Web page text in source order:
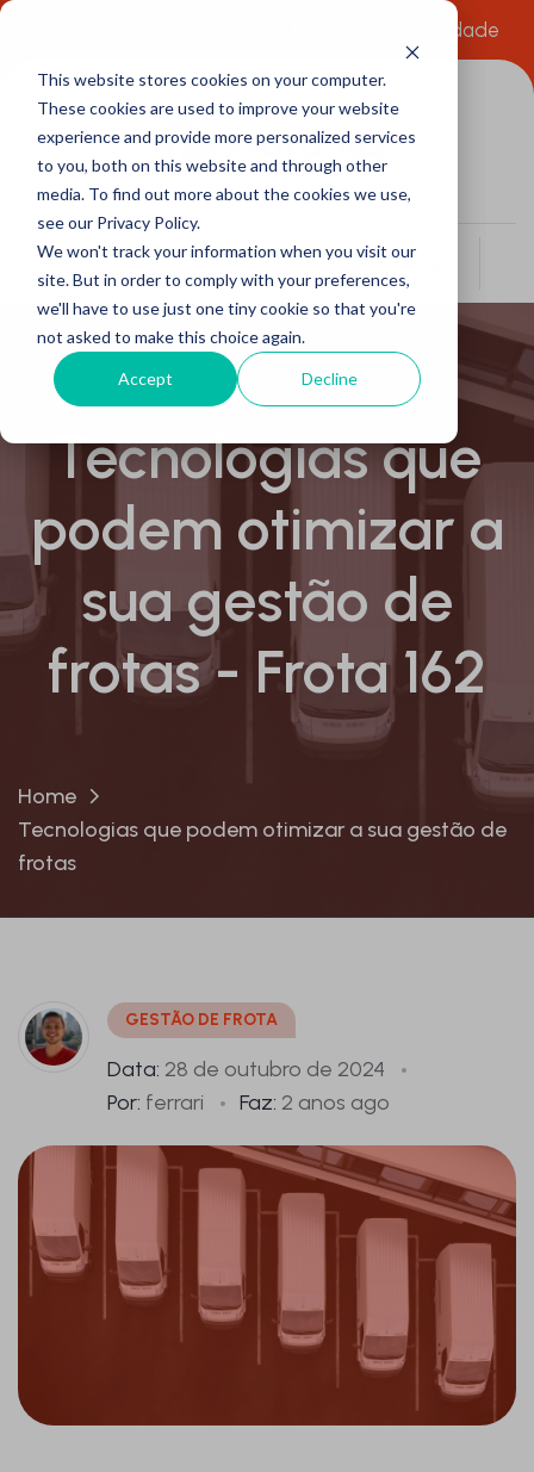
This website stores cookies on your computer.
These cookies are used to improve your website
experience and provide more personalized services
to you, both on this website and through other
media. To find out more about the cookies we use,
see our Privacy Policy.
We won't track your information when you visit our
site. But in order to comply with your preferences,
we'll have to use just one tiny cookie so that you're
not asked to make this choice again.
Accept Decline
Política de Privacidade
Buscar
Tecnologias que
podem otimizar a
sua gestão de
frotas - Frota 162
Home
Tecnologias que podem otimizar a sua gestão de
frotas
GESTÃO DE FROTA
Data: 28 de outubro de 2024
Por: ferrari Faz: 2 anos ago